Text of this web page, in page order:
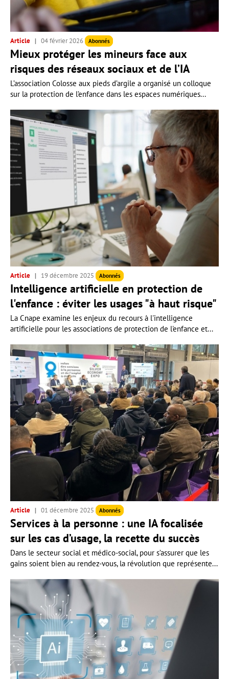
Article 04 février 2026 Abonnés
Mieux protéger les mineurs face aux
risques des réseaux sociaux et de l’IA
L’association Colosse aux pieds d’argile a organisé un colloque
sur la protection de l’enfance dans les espaces numériques...
Article 19 décembre 2025 Abonnés
Intelligence artificielle en protection de
l'enfance : éviter les usages "à haut risque"
La Cnape examine les enjeux du recours à l'intelligence
artificielle pour les associations de protection de l'enfance et...
Article 01 décembre 2025 Abonnés
Services à la personne : une IA focalisée
sur les cas d’usage, la recette du succès
Dans le secteur social et médico-social, pour s’assurer que les
gains soient bien au rendez-vous, la révolution que représente...